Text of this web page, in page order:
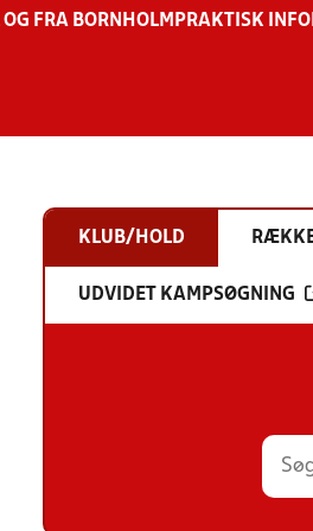
OG FRA BORNHOLM PRAKTISK
KLUB/HOLD
UDVIDET KAMPSØGNING